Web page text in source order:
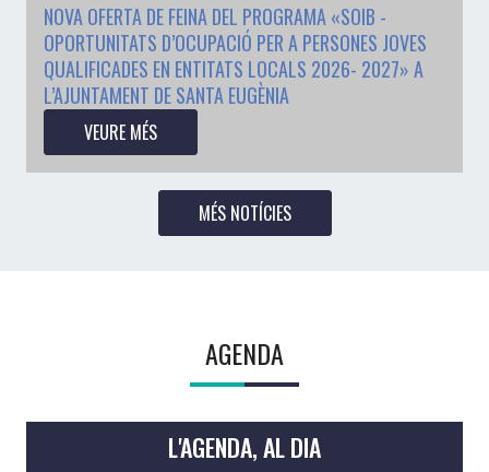
NOVA OFERTA DE FEINA DEL PROGRAMA «SOIB -
OPORTUNITATS D’OCUPACIÓ PER A PERSONES JOVES
QUALIFICADES EN ENTITATS LOCALS 2026- 2027» A
L’AJUNTAMENT DE SANTA EUGÈNIA
VEURE MÉS
MÉS NOTÍCIES
AGENDA
L'AGENDA, AL DIA